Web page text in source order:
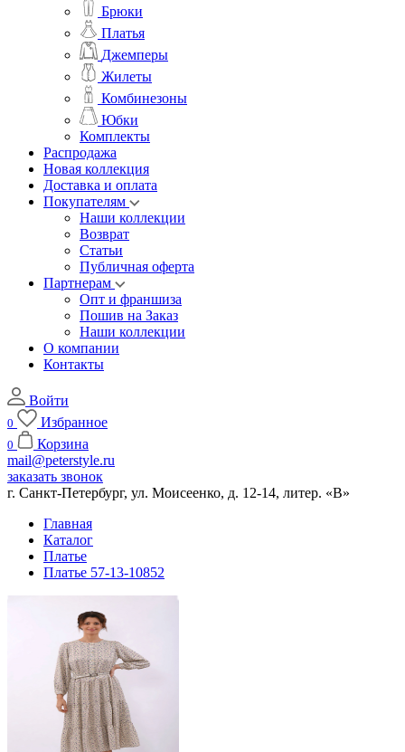
Брюки
Платья
Джемперы
Жилеты
Комбинезоны
Юбки
Комплекты
Распродажа
Новая коллекция
Доставка и оплата
Покупателям
Наши коллекции
Возврат
Статьи
Публичная оферта
Партнерам
Опт и франшиза
Пошив на Заказ
Наши коллекции
О компании
Контакты
Войти
0 Избранное
0
Корзина
mail@peterstyle.ru
заказать звонок
г. Санкт-Петербург, ул. Моисеенко, д. 12-14, литер. «В»
Главная
Каталог
Платье
Платье 57-13-10852